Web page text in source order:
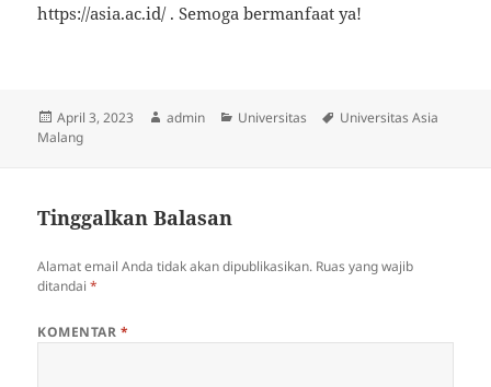
https://asia.ac.id/ . Semoga bermanfaat ya!
Diposkan
pada
April 3, 2023 Penulis
admin Kategori
Universitas Tag
Universitas Asia
Malang
Tinggalkan Balasan
Alamat email Anda tidak akan dipublikasikan. Ruas yang wajib
ditandai*
KOMENTAR *